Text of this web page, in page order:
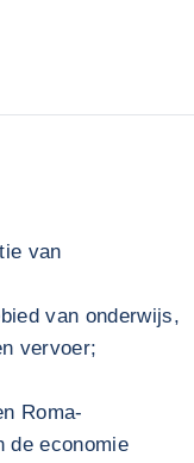
van
van onderwijs,
vervoer;
Roma-
de economie